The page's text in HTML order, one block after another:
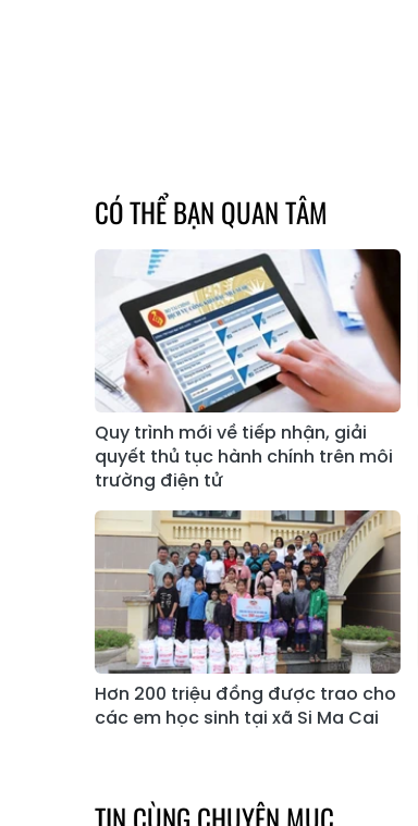
CÓ THỂ BẠN QUAN TÂM
Quy trình mới về tiếp nhận, giải
quyết thủ tục hành chính trên môi
trường điện tử
Hơn 200 triệu đồng được trao cho
các em học sinh tại xã Si Ma Cai